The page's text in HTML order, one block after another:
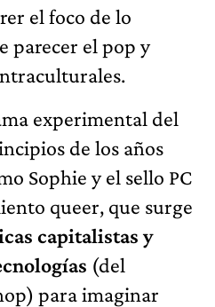
el foco de lo
parecer el pop y
experimental del
de los años
Sophie y el sello PC
queer, que surge
capitalistas y
(del
para imaginar